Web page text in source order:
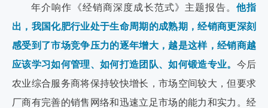
年介响作《经销商深度成长范式》主题报告。 他指
出，我国化肥行业处于生命周期的成熟期，经销商更深刻
感受到了市场竞争压力的逐年增大，越是这样，经销商越
应该学习如何管理、如何打造团队、如何锻造专业。 今后
农业综合服务商将保持较快增长，市场空间较大，但要求
厂商有完善的销售网络和迅速立足市场的能力和实力。经